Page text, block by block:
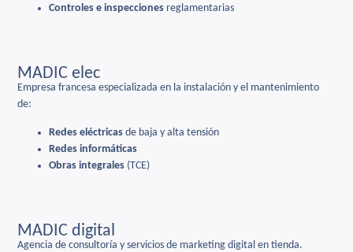
Controles e inspecciones reglamentarias
MADIC elec
Empresa francesa especializada en la instalación y el mantenimiento
de:
Redes eléctricas de baja y alta tensión
Redes informáticas
Obras integrales (TCE)
MADIC digital
Agencia de consultoría y servicios de marketing digital en tienda.